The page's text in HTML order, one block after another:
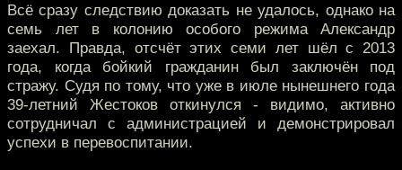
Всё сразу следствию доказать не удалось, однако на
семь лет в колонию особого режима Александр
заехал. Правда, отсчёт этих семи лет шёл с 2013
года, когда бойкий гражданин был заключён под
стражу. Судя по тому, что уже в июле нынешнего года
39-летний Жестоков откинулся - видимо, активно
сотрудничал с администрацией и демонстрировал
успехи в перевоспитании.